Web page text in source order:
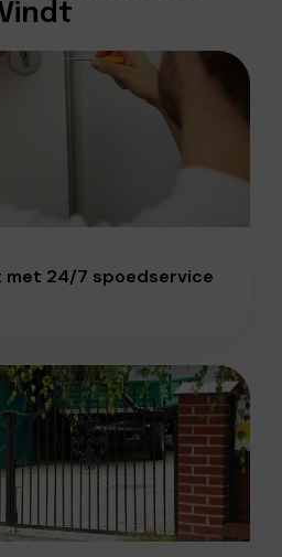
Vindt
met 24/7 spoedservice